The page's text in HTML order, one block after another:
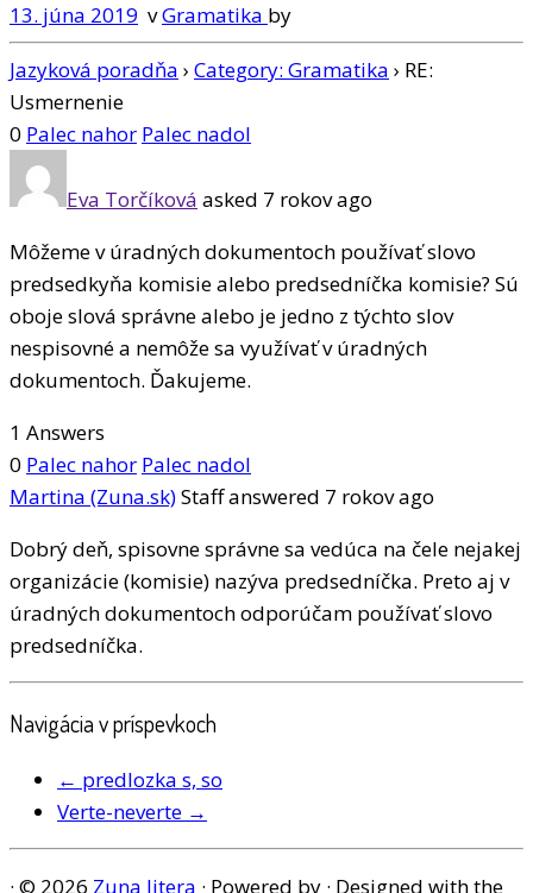
13. júna 2019 vGramatika by
Jazyková poradňa › Category: Gramatika › RE:
Usmernenie
0 Palec nahor Palec nadol
Eva Torčíková asked 7 rokov ago
Môžeme v úradných dokumentoch používať slovo
predsedkyňa komisie alebo predsedníčka komisie? Sú
oboje slová správne alebo je jedno z týchto slov
nespisovné a nemôže sa využívať v úradných
dokumentoch. Ďakujeme.
1 Answers
0 Palec nahor Palec nadol
Martina (Zuna.sk)Staffanswered 7 rokov ago
Dobrý deň, spisovne správne sa vedúca na čele nejakej
organizácie (komisie) nazýva predsedníčka. Preto aj v
úradných dokumentoch odporúčam používať slovo
predsedníčka.
Navigácia v príspevkoch
← predlozka s, so
Verte-neverte →
· © 2026 Zuna litera · Powered by · Designed with the